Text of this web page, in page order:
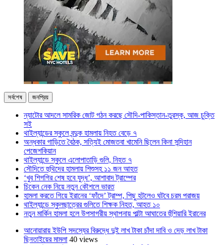
সর্বশেষ জনপ্রিয়
ন্যাটোর আদলে সামরিক জোট গঠন করছে সৌদি-পাকিস্তান-তুরস্ক, আজ চুক্তি
সই
থাইল্যান্ডের স্কুলে বন্দুক হামলায় নিহত বেড়ে ৭
অন্ধকার গাড়িতে বৈঠক, সত্যিই মোজতবা খামেনি ছিলেন কিনা সন্দিহান
পেজেশকিয়ান
থাইল্যান্ডে স্কুলে এলোপাতাড়ি গুলি, নিহত ৭
সৌদিতে হুথিদের হামলায় শিশুসহ ১১ জন আহত
‘খুব শিগগির শেষ হবে যুদ্ধ’, আশাবাদ ট্রাম্পের
চিকেন নেক নিয়ে নতুন কৌশলে ভারত
হামলা করতে গিয়ে ইরানের ‘ফাঁদে’ ট্রাম্প, পিছু হটলেও ঘটবে চরম পরাজয়
থাইল্যান্ডে স্কুলছাত্রের গুলিতে শিক্ষক নিহত, আহত ১০
নতুন মার্কিন হামলা হলে উপসাগরীয় স্থাপনায় পাল্টা আঘাতের হুঁশিয়ারি ইরানের
আনোয়ারায় ইউপি সদস্যের বিরুদ্ধে দুই লাখ টাকা চাঁদা দাবি ও দেড় লাখ টাকা
ছিনতাইয়ের মামলা 40 views